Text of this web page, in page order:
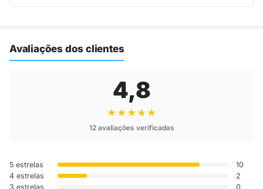
Avaliações dos clientes
4,8
★★★★★
12 avaliações verificadas
5 estrelas
10
4 estrelas
2
3 estrelas
0